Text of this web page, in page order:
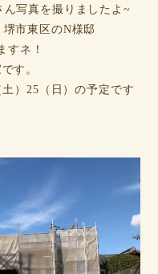
写真を撮りましたよ~
市東区のN様邸
すネ！
す。
）25（日）の予定です